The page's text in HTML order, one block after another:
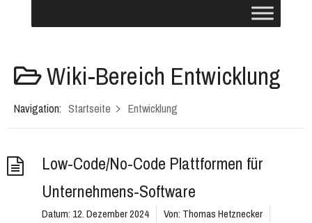
Wiki-Bereich Entwicklung
Navigation: Startseite Entwicklung
Low-Code/No-Code Plattformen für
Unternehmens-Software
Datum: 12. Dezember 2024 Von: Thomas Hetznecker